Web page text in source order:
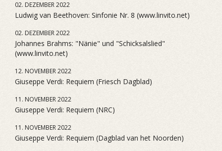
02. DEZEMBER 2022
Ludwig van Beethoven: Sinfonie Nr. 8 (www.linvito.net)
02. DEZEMBER 2022
Johannes Brahms: "Nänie" und "Schicksalslied"
(www.linvito.net)
12. NOVEMBER 2022
Giuseppe Verdi: Requiem (Friesch Dagblad)
11. NOVEMBER 2022
Giuseppe Verdi: Requiem (NRC)
11. NOVEMBER 2022
Giuseppe Verdi: Requiem (Dagblad van het Noorden)